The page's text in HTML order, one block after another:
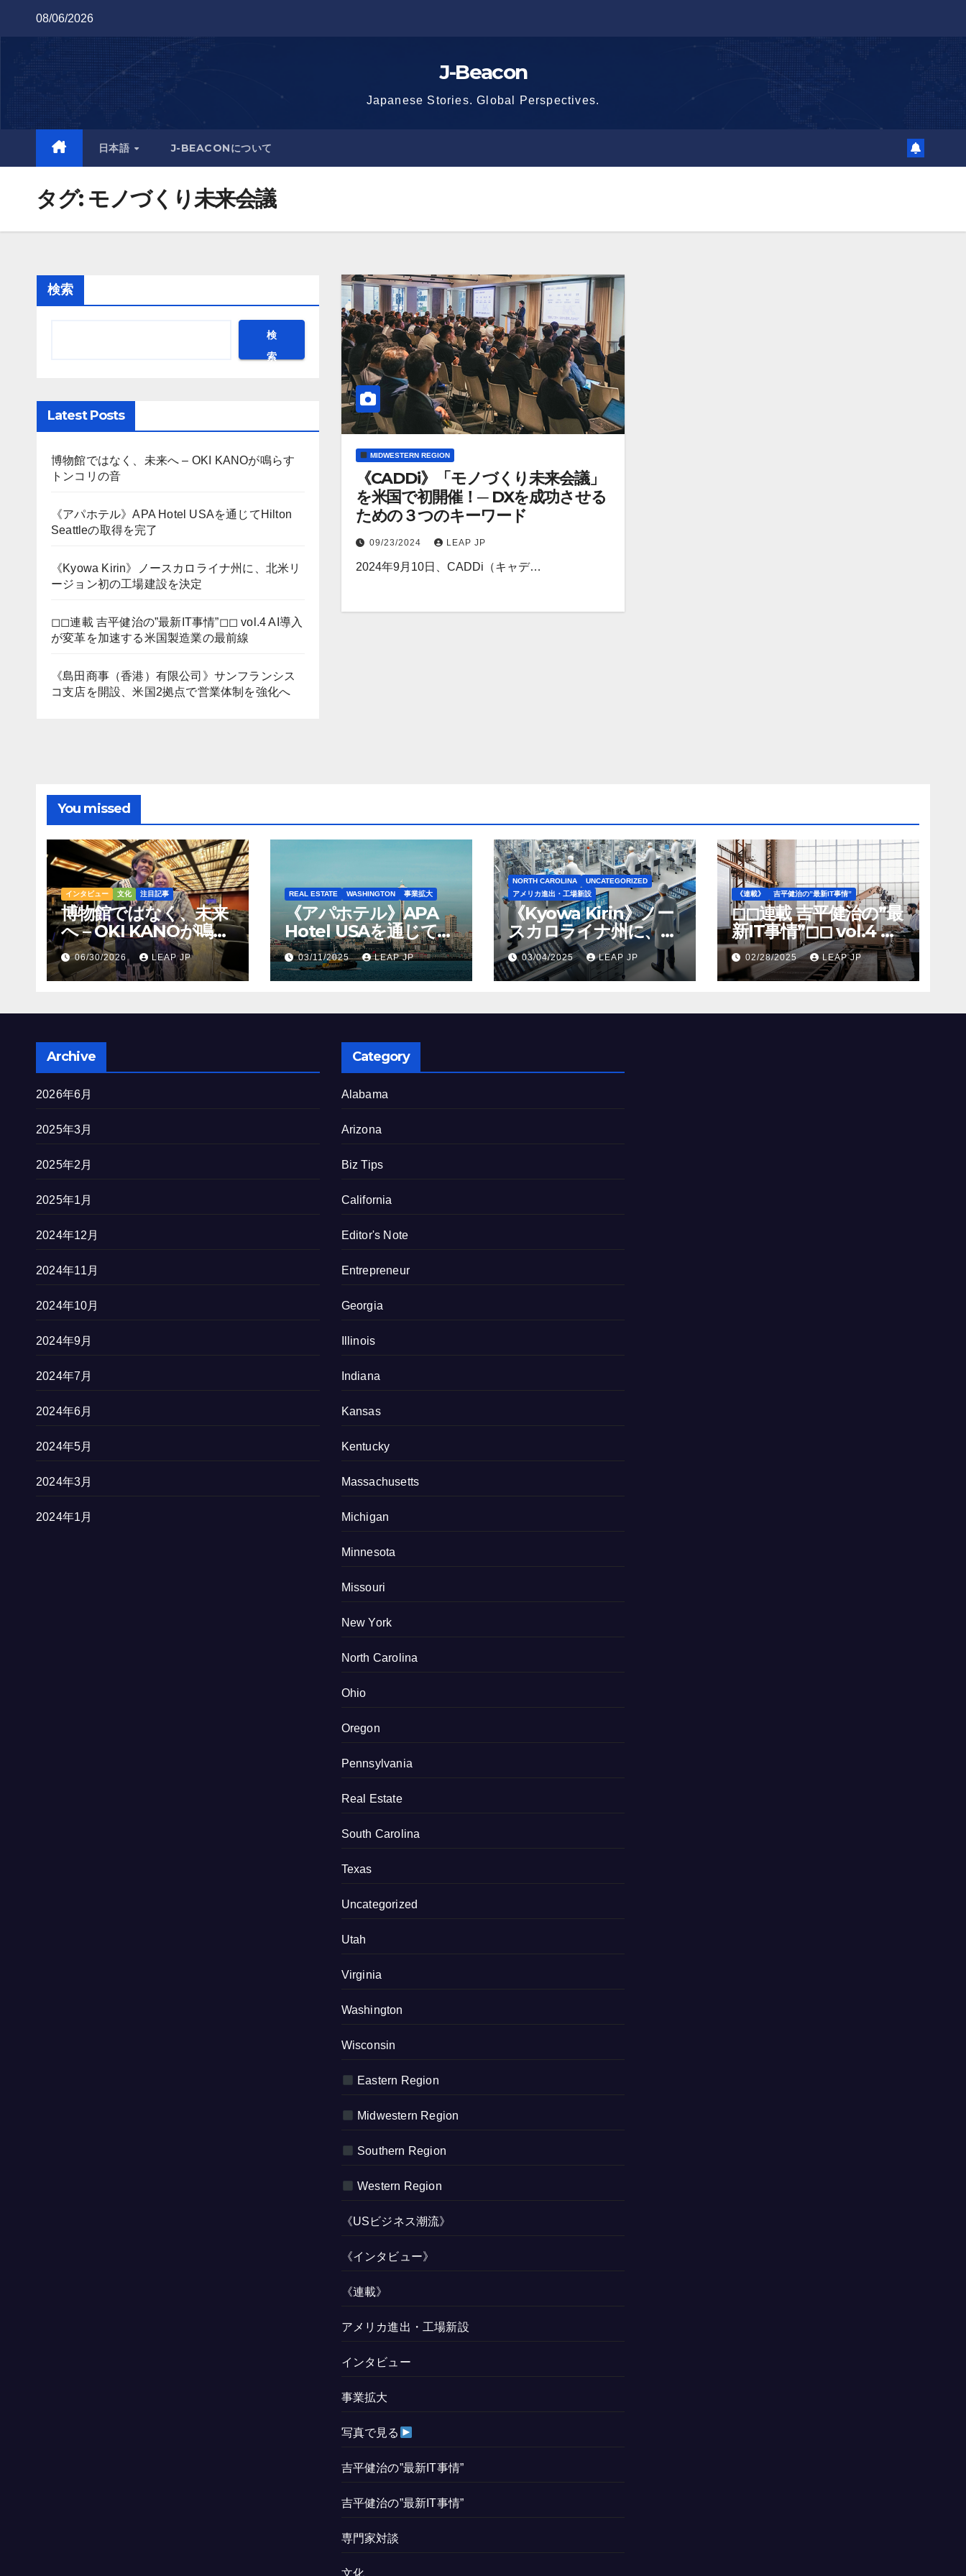
08/06/2026
J-Beacon
Japanese Stories. Global Perspectives.
日本語 J-BEACONについて
タグ: モノづくり未来会議
検索
検
索
Latest Posts
博物館ではなく、未来へ – OKI KANOが鳴らす
トンコリの音
《アパホテル》APA Hotel USAを通じてHilton
Seattleの取得を完了
《Kyowa Kirin》ノースカロライナ州に、北米リ
ージョン初の工場建設を決定
◻︎◻︎連載 吉平健治の”最新IT事情”◻︎◻︎ vol.4 AI導入
が変革を加速する米国製造業の最前線
《島田商事（香港）有限公司》サンフランシス
コ支店を開設、米国2拠点で営業体制を強化へ
MIDWESTERN REGION
《CADDi》「モノづくり未来会議」
を米国で初開催！─ DXを成功させる
ための３つのキーワード
09/23/2024 LEAP JP
2024年9月10日、CADDi（キャデ…
You missed
インタビュー 文化 注目記事
博物館ではなく、未来
へ – OKI KANOが鳴ら
すトンコリの音
06/30/2026 LEAP JP
REAL ESTATE WASHINGTON 事業拡大
《アパホテル》APA
Hotel USAを通じて
Hilton Seattleの取得
を完了
03/11/2025 LEAP JP
NORTH CAROLINA
UNCATEGORIZED
アメリカ進出・工場新設
《Kyowa Kirin》ノー
スカロライナ州に、北
米リージョン初の工場
建設を決定
03/04/2025 LEAP JP
《連載》 吉平健治の”最新IT事情”
◻︎◻︎連載 吉平健治の”最
新IT事情”◻︎◻︎ vol.4 AI
導入が変革を加速する
米国製造業の最前線
02/28/2025 LEAP JP
Archive
2026年6月
2025年3月
2025年2月
2025年1月
2024年12月
2024年11月
2024年10月
2024年9月
2024年7月
2024年6月
2024年5月
2024年3月
2024年1月
Category
Alabama
Arizona
Biz Tips
California
Editor's Note
Entrepreneur
Georgia
Illinois
Indiana
Kansas
Kentucky
Massachusetts
Michigan
Minnesota
Missouri
New York
North Carolina
Ohio
Oregon
Pennsylvania
Real Estate
South Carolina
Texas
Uncategorized
Utah
Virginia
Washington
Wisconsin
Eastern Region
Midwestern Region
Southern Region
Western Region
《USビジネス潮流》
《インタビュー》
《連載》
アメリカ進出・工場新設
インタビュー
事業拡大
写真で見る
吉平健治の”最新IT事情”
吉平健治の”最新IT事情”
専門家対談
文化